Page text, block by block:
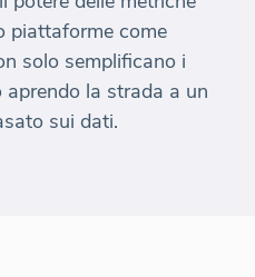
piattaforme come
solo semplificano i
la strada a un
sui dati.